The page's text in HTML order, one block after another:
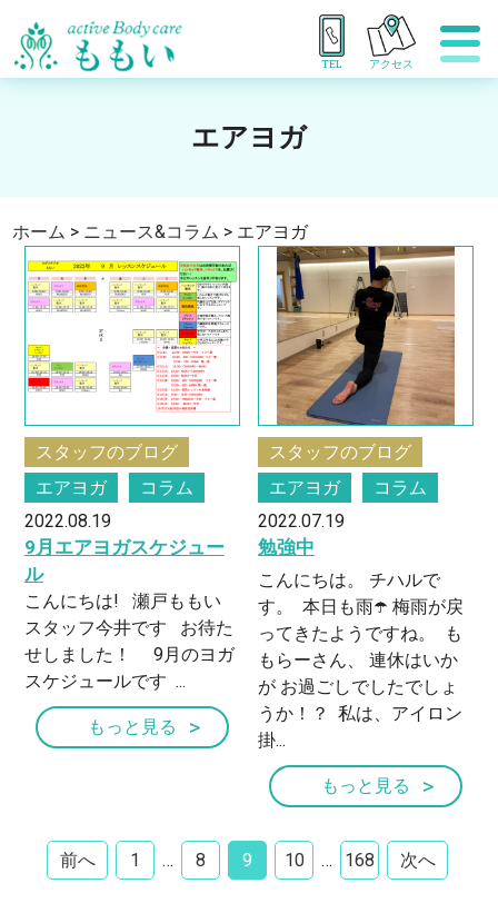
TEL アクセス
エアヨガ
ホーム > ニュース&コラム > エアヨガ
スタッフのブログ
エアヨガ
コラム
2022.08.19
9月エアヨガスケジュー
ル
こんにちは! 瀬戸ももい
スタッフ今井です お待た
せしました！ 9月のヨガ
スケジュールです ...
もっと見る
スタッフのブログ
エアヨガ
コラム
2022.07.19
勉強中
こんにちは。 チハルで
す。 ⁡ 本日も雨☂️ 梅雨が戻
ってきたようですね。 ⁡ も
もらーさん、 連休はいか
が お過ごしでしたでしょ
うか！？ ⁡ 私は、アイロン
掛...
もっと見る
前へ 1 … 8 9 10 … 168 次へ